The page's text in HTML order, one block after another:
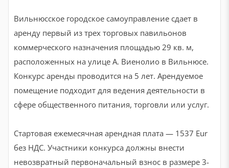
Вильнюсское городское самоуправление сдает в
аренду первый из трех торговых павильонов
коммерческого назначения площадью 29 кв. м,
расположенных на улице А. Виенолио в Вильнюсе.
Конкурс аренды проводится на 5 лет. Арендуемое
помещение подходит для ведения деятельности в
сфере общественного питания, торговли или услуг.
Стартовая ежемесячная арендная плата — 1537 Eur
без НДС. Участники конкурса должны внести
невозвратный первоначальный взнос в размере 3-